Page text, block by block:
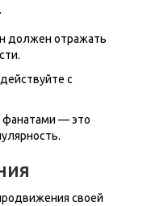
должен отражать
с
фанатами — это
своей